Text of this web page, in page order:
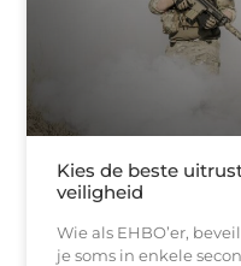
Kies de beste
veiligheid
Wie als EHBO’er,
je soms in enkele